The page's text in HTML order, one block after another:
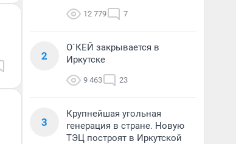
12 779 7
2
О`КЕЙ закрывается в
Иркутске
9 463 23
3
Крупнейшая угольная
генерация в стране. Новую
ТЭЦ построят в Иркутской